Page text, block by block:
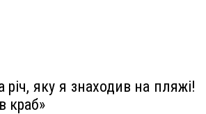
річ, яку я знаходив на пляжі!
краб»